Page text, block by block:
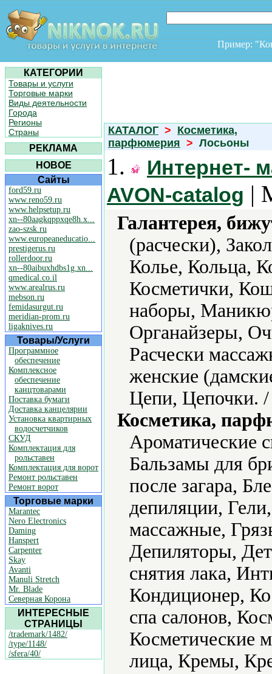
Пример:
КАТЕГОРИИ
Товары и услуги
Торговые марки
Виды деятельности
Города
Регионы
Страны
РЕКЛАМА
НОВОЕ
Сайты
ford59.ru
www.reno59.ru
www.helpsetup.ru
xn--80aagkqppxqe8h.x...
zao-szsk.ru
www.europeaneducatio...
prestigerus.ru
rollerdoor.ru
xn--80aibuxhdbs1g.xn...
qmedical.co.il
www.arealrus.ru
mebson.ru
femidasurgut.ru
meridian-prom.ru
ligaknives.ru
Товары/Услуги
Программное
обеспечение
Комплексное
обеспечение
канцтоварами
Поставка бумаги
Доставка канцелярии
Установка квартирных
водосчетчиков
СКУД
Комплектация для
рольставен
Комплектация для ворот
Ремонт рольставен
Ремонт ворот
Торговые марки
Marantec
Nero Electronics
Daming
Hanspert
Carpenter
Skay
Avanti
Manuli Stretch
Mr. Blade
Северная Корона
ИНТЕРЕСНЫЕ
СТРАНИЦЫ
/trademark/1482/
/type/1148/
/sfera/40/
КАТАЛОГ > Косметика,
парфюмерия > Лосьоны
1.
Интернет-
AVON-catalog |
Галантерея,
(расчески),
Колье, Кольца,
Косметички,
наборы,
Органайзеры,
Расчески
женские
Цепи, Цепочки.
Косметика,
Ароматические
Бальзамы для
после загара,
депиляции,
массажные,
Депиляторы,
снятия лака,
Кондиционер,
спа салонов,
Косметические
лица, Кремы,